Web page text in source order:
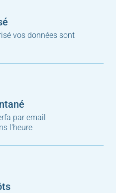
vos données sont
par email
l'heure